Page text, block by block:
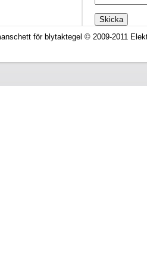
för blytaktegel © 2009-2011